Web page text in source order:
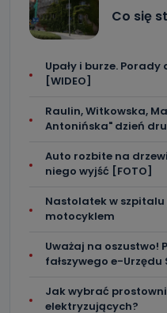
Co się
Upały i burze.
[WIDEO]
Raulin, Witkowska,
Antonińska" dzień
Auto rozbite na
niego wyjść [FOTO]
Nastolatek w szpitalu
motocyklem
Uważaj na oszustwo!
fałszywego e-
Jak wybrać
elektryzujących?